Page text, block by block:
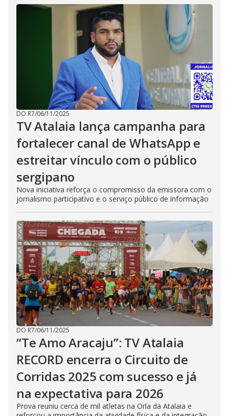
DO R7/06/11/2025
TV Atalaia lança campanha para
fortalecer canal de WhatsApp e
estreitar vínculo com o público
sergipano
Nova iniciativa reforça o compromisso da emissora com o
jornalismo participativo e o serviço público de informação
DO R7/06/11/2025
“Te Amo Aracaju”: TV Atalaia
RECORD encerra o Circuito de
Corridas 2025 com sucesso e já
na expectativa para 2026
Prova reuniu cerca de mil atletas na Orla da Atalaia e